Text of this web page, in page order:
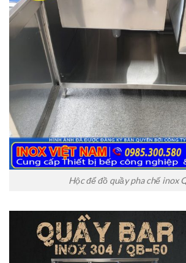
Hộc để đồ quầy pha chế inox